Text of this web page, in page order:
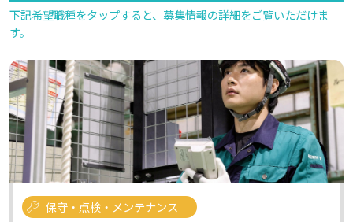
下記希望職種をタップすると、募集情報の詳細をご覧いただけま
す。
保守・点検・メンテナンス